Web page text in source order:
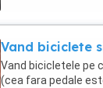
Vand biciclete
Vand bicicletele pe
(cea fara pedale